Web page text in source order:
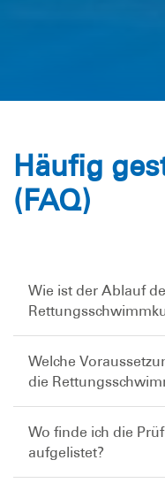
Häufig
(FAQ)
Wie ist der Ablauf
Welche
die
Wo finde ich die
aufgelistet?